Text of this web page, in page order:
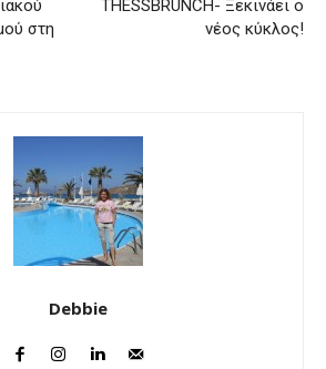
στη
THESSBRUNCH- Ξεκινάει ο
νέος κύκλος!
Debbie